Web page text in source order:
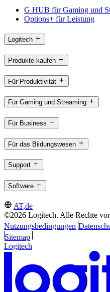
G HUB für Gaming und
Options+ für Leistung
Logitech
Produkte kaufen
Für Produktivität
Für Gaming und Streaming
Für Business
Für das Bildungswesen
Support
Software
AT,de
©2026 Logitech. Alle Rechte
Nutzungsbedingungen
Sitemap
Logitech